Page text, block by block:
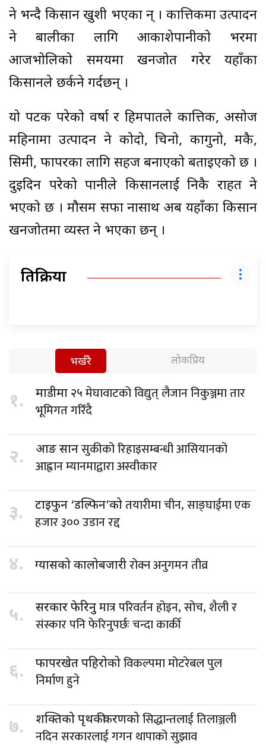
हुने भन्दै किसान खुशी भएका हुन् । कात्तिकमा उत्पादन
हुने बालीका लागि आकाशेपानीको भरमा
आजभोलिको समयमा खनजोत गरेर यहाँका
किसानले छर्कने गर्दछन् ।
यो पटक परेको वर्षा र हिमपातले कात्तिक, असोज
महिनामा उत्पादन हुने कोदो, चिनो, कागुनो, मकै,
सिमी, फापरका लागि सहज बनाएको बताइएको छ ।
दुइदिन परेको पानीले किसानलाई निकै राहत हुने
भएको छ । मौसम सफा हुनासाथ अब यहाँका किसान
खनजोतमा व्यस्त हुने भएका छन् ।
प्रतिक्रिया
भर्खरै लोकप्रिय
१. माडीमा २५ मेघावाटको विद्युत् लैजान निकुञ्जमा तार
भूमिगत गरिँदै
२. आङ सानसुकीको रिहाइसम्बन्धी आसियानको
आह्वान म्यानमाद्वारा अस्वीकार
३. टाइफुन ‘डल्फिन’कोतयारीमा चीन, साङ्घाईमा एक
हजार ३०० उडान रद्द
४. ग्यासको कालोबजारीरोक्न अनुगमन तीव्र
५. सरकार फेरिनुमात्र परिवर्तन होइन, सोच, शैली र
संस्कार पनि फेरिनुपर्छः चन्दा कार्की
६. फापरखेत पहिरोकोविकल्पमा मोटरेबल पुल
निर्माण हुने
७. शक्तिको पृथकीकरणकोसिद्धान्तलाई तिलाञ्जली
नदिन सरकारलाई गगन थापाको सुझाव